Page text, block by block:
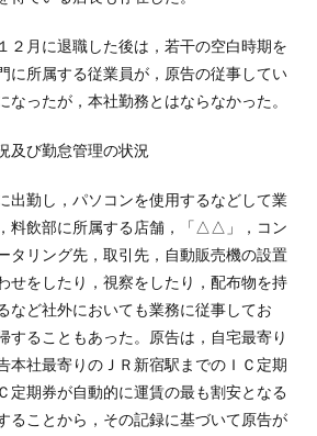
月に退職した後は，若干の空白時期を
に所属する従業員が，原告の従事してい
なったが，本社勤務とはならなかった。
及び勤怠管理の状況
勤し，パソコンを使用するなどして業
料飲部に所属する店舗，「△△」，コン
タリング先，取引先，自動販売機の設置
せをしたり，視察をしたり，配布物を持
など社外においても業務に従事してお
することもあった。原告は，自宅最寄り
本社最寄りのＪＲ新宿駅までのＩＣ定期
定期券が自動的に運賃の最も割安となる
ることから，その記録に基づいて原告が